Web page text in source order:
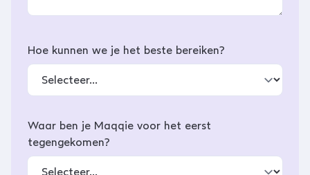
Hoe kunnen we je het beste bereiken?
Waar ben je Maqqie voor het eerst
tegengekomen?